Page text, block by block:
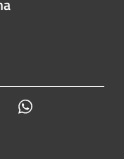
Telegram